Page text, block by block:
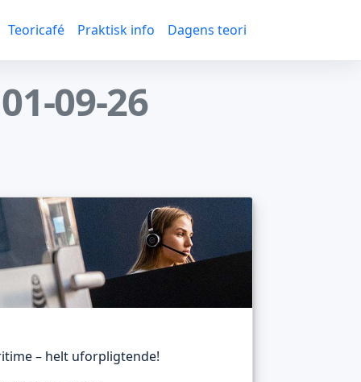
Teoricafé Praktisk info Dagens teori
09-26
– helt uforpligtende!